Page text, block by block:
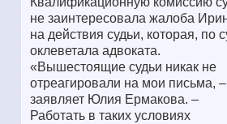
не заинтересовала жалоба
на действия судьи, которая, по
оклеветала адвоката.
«Вышестоящие судьи никак не
отреагировали на мои письма, –
заявляет Юлия Ермакова. –
Работать в таких условиях